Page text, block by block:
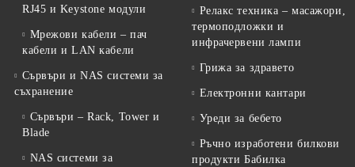
RJ45 и Keystone модули
Мрежови кабели – пач
кабели и LAN кабели
Сървъри и NAS системи за
съхранение
Сървъри – Rack, Tower и
Blade
NAS системи за
Релакс техника – масажори,
термоподложки и
инфрачервени лампи
Грижа за здравето
Електронни кантари
Уреди за бебето
Ръчно изработени билкови
продукти Бабилка